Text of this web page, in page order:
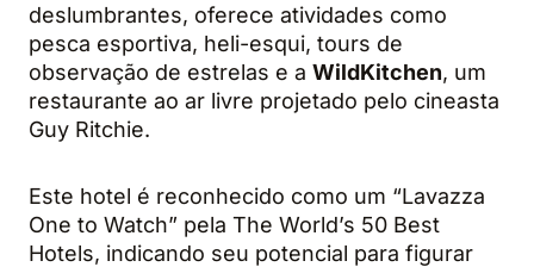
deslumbrantes, oferece atividades como
pesca esportiva, heli-esqui, tours de
observação de estrelas e a WildKitchen, um
restaurante ao ar livre projetado pelo cineasta
Guy Ritchie.
Este hotel é reconhecido como um “Lavazza
One to Watch” pela The World’s 50 Best
Hotels, indicando seu potencial para figurar